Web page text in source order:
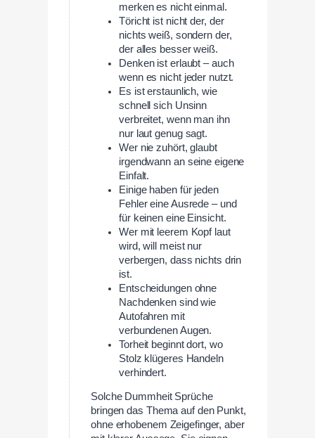
merken es nicht einmal.
Töricht ist nicht der, der
nichts weiß, sondern der,
der alles besser weiß.
Denken ist erlaubt – auch
wenn es nicht jeder nutzt.
Es ist erstaunlich, wie
schnell sich Unsinn
verbreitet, wenn man ihn
nur laut genug sagt.
Wer nie zuhört, glaubt
irgendwann an seine eigene
Einfalt.
Einige haben für jeden
Fehler eine Ausrede – und
für keinen eine Einsicht.
Wer mit leerem Kopf laut
wird, will meist nur
verbergen, dass nichts drin
ist.
Entscheidungen ohne
Nachdenken sind wie
Autofahren mit
verbundenen Augen.
Torheit beginnt dort, wo
Stolz klügeres Handeln
verhindert.
Solche Dummheit Sprüche
bringen das Thema auf den Punkt,
ohne erhobenem Zeigefinger, aber